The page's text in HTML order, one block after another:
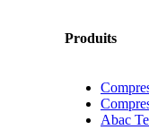
Produits
Abac